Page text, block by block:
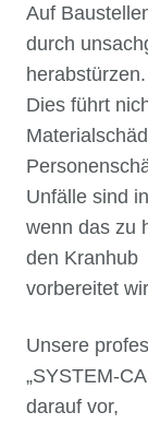
Auf
durch
herabstürzen.
Dies führt
Unfälle sind
wenn das zu
den Kranhub
vorbereitet
Unsere
„SYSTEM-
darauf vor,